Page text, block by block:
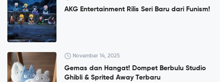
AKG Entertainment Rilis Seri Baru dari Funism!
November 14, 2025
Gemas dan Hangat! Dompet Berbulu Studio
Ghibli & Sprited Away Terbaru